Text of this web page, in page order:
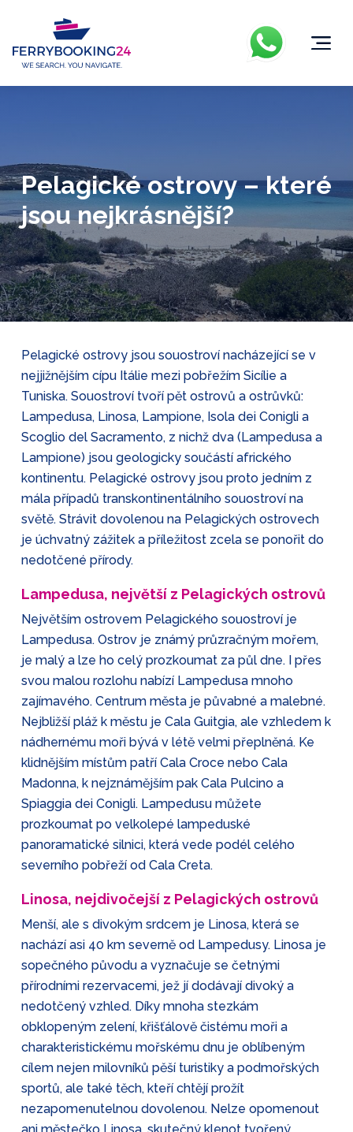
Pelagické ostrovy – které
jsou nejkrásnější?
Pelagické ostrovy jsou souostroví nacházející se v
nejjižnějším cípu Itálie mezi pobřežím Sicílie a
Tuniska. Souostroví tvoří pět ostrovů a ostrůvků:
Lampedusa, Linosa, Lampione, Isola dei Conigli a
Scoglio del Sacramento, z nichž dva (Lampedusa a
Lampione) jsou geologicky součástí afrického
kontinentu. Pelagické ostrovy jsou proto jedním z
mála případů transkontinentálního souostroví na
světě. Strávit dovolenou na Pelagických ostrovech
je úchvatný zážitek a příležitost zcela se ponořit do
nedotčené přírody.
Lampedusa, největší z Pelagických ostrovů
Největším ostrovem Pelagického souostroví je
Lampedusa. Ostrov je známý průzračným mořem,
je malý a lze ho celý prozkoumat za půl dne. I přes
svou malou rozlohu nabízí Lampedusa mnoho
zajímavého. Centrum města je půvabné a malebné.
Nejbližší pláž k městu je Cala Guitgia, ale vzhledem k
nádhernému moři bývá v létě velmi přeplněná. Ke
klidnějším místům patří Cala Croce nebo Cala
Madonna, k nejznámějším pak Cala Pulcino a
Spiaggia dei Conigli. Lampedusu můžete
prozkoumat po velkolepé lampeduské
panoramatické silnici, která vede podél celého
severního pobřeží od Cala Creta.
Linosa, nejdivočejší z Pelagických ostrovů
Menší, ale s divokým srdcem je Linosa, která se
nachází asi 40 km severně od Lampedusy. Linosa je
sopečného původu a vyznačuje se četnými
přírodními rezervacemi, jež jí dodávají divoký a
nedotčený vzhled. Díky mnoha stezkám
obklopeným zelení, křišťálově čistému moři a
charakteristickému mořskému dnu je oblíbeným
cílem nejen milovníků pěší turistiky a podmořských
sportů, ale také těch, kteří chtějí prožít
nezapomenutelnou dovolenou. Nelze opomenout